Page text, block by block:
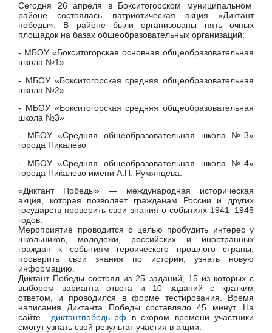
Сегодня 26 апреля в Бокситогорском муниципальном
районе состоялась патриотическая акция «Диктант
победы». В районе были организованы пять очных
площадок на базах общеобразовательных организаций:
- МБОУ «Бокситогорская основная общеобразовательная
школа №1»
- МБОУ «Бокситогорская средняя общеобразовательная
школа №2»
- МБОУ «Бокситогорская средняя общеобразовательная
школа №3»
- МБОУ «Средняя общеобразовательная школа №3»
города Пикалево
- МБОУ «Средняя общеобразовательная школа №4»
города Пикалево имени А.П. Румянцева.
«Диктант Победы» — международная историческая
акция, которая позволяет гражданам России и других
государств проверить свои знания о событиях 1941–1945
годов.
Мероприятие проводится с целью пробудить интерес у
школьников, молодежи, российских и иностранных
граждан к событиям героического прошлого страны,
проверить свои знания по истории, узнать новую
информацию.
Диктант Победы состоял из 25 заданий, 15 из которых с
выбором варианта ответа и 10 заданий с кратким
ответом, и проводился в форме тестирования. Время
написания Диктанта Победы составляло 45 минут.
На
сайте диктантпобеды.рф в скором времени участники
смогут узнать свой результат участия в акции.